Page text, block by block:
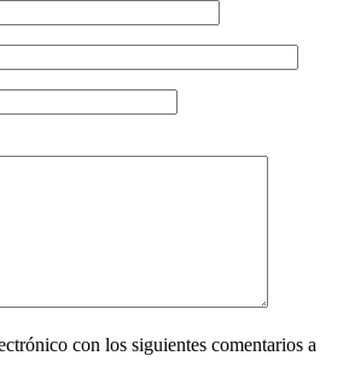
con los siguientes comentarios a